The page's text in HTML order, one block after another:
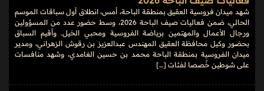
شهد ميدان فروسية العقيق بمنطقة الباحة، أمس، انطلاق أول سباقات الموسم
الحالي، ضمن فعاليات صيف الباحة 2026، وسط حضور عدد من المسؤولين
ورجال الأعمال والمهتمين برياضة الفروسية ومحبي الخيل. وأقيم السباق
بحضور وكيل محافظة العقيق المهندس عبدالعزيز بن رقوش الزهراني، ومدير
ميدان الفروسية بمنطقة الباحة محمد بن حسين الغامدي، وشهد منافسات
على شوطين خُصصا لفئات […]